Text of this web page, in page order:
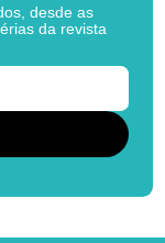
desde as
da revista